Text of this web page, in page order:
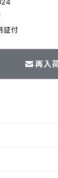
証付
再入